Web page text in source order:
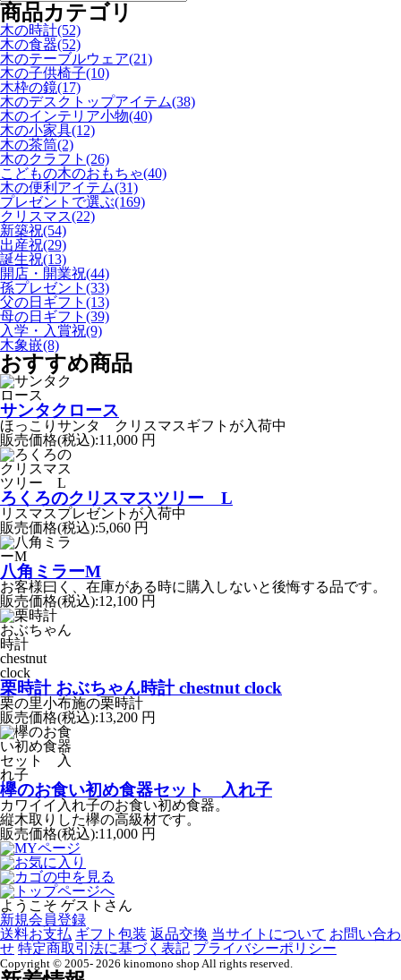
商品カテゴリ
木の時計(52)
木の食器(52)
木のテーブルウェア(21)
木の子供椅子(10)
木枠の鏡(17)
木のデスクトップアイテム(38)
木のインテリア小物(40)
木の小家具(12)
木の茶筒(2)
木のクラフト(26)
こどもの木のおもちゃ(40)
木の便利アイテム(31)
プレゼントで選ぶ(169)
クリスマス(22)
新築祝(54)
出産祝(29)
誕生祝(13)
開店・開業祝(44)
孫プレゼント(33)
父の日ギフト(13)
母の日ギフト(39)
入学・入賞祝(9)
木象嵌(8)
おすすめ商品
サンタクロース
ほっこりサンタ クリスマスギフトが入荷中
販売価格(税込):11,000 円
ろくろのクリスマスツリー L
リスマスプレゼントが入荷中
販売価格(税込):5,060 円
八角ミラーM
お客様曰く、在庫がある時に購入しないと後悔する品です。
販売価格(税込):12,100 円
栗時計 おぶちゃん時計 chestnut clock
栗の里小布施の栗時計
販売価格(税込):13,200 円
欅のお食い初め食器セット 入れ子
カワイイ入れ子のお食い初め食器。
縦木取りした欅の高級材です。
販売価格(税込):11,000 円
ようこそ ゲストさん
新規会員登録
送料お支払 ギフト包装 返品交換 当サイトについて お問い合わ
せ 特定商取引法に基づく表記 プライバシーポリシー
Copyright © 2005- 2026 kinomono shop All rights reserved.